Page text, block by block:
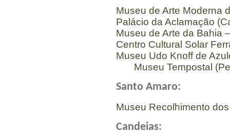
Museu de Arte Moderna
Palácio da Aclamação
Museu de Arte da Bahia
Centro Cultural Solar
Museu Udo Knoff de
Museu Tempostal
Santo Amaro:
Museu Recolhimento
Candeias: